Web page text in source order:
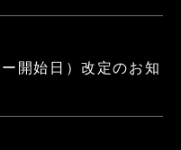
開始日）改定のお知